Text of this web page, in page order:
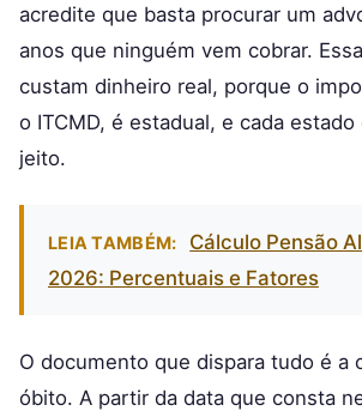
acredite que basta procurar um
anos que ninguém vem cobrar.
custam dinheiro real, porque o
o ITCMD, é estadual, e cada
jeito.
LEIA TAMBÉM:
Cálculo Pensão
2026: Percentuais e Fatores
O documento que dispara tudo é a
óbito. A partir da data que consta